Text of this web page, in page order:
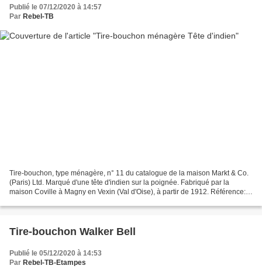
Publié le 07/12/2020 à 14:57
Par Rebel-TB
Tire-bouchon, type ménagère, n° 11 du catalogue de la maison Markt & Co.
(Paris) Ltd. Marqué d'une tête d'indien sur la poignée. Fabriqué par la
maison Coville à Magny en Vexin (Val d'Oise), à partir de 1912. Référence:
Tire-bouchon Walker Bell
Publié le 05/12/2020 à 14:53
Par Rebel-TB-Etampes